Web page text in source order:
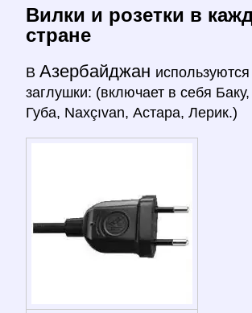
Вилки и розетки в
стране
В Азербайджан
заглушки: (включает в себя
Губа, Naxçıvan, Астара, Лерик.)